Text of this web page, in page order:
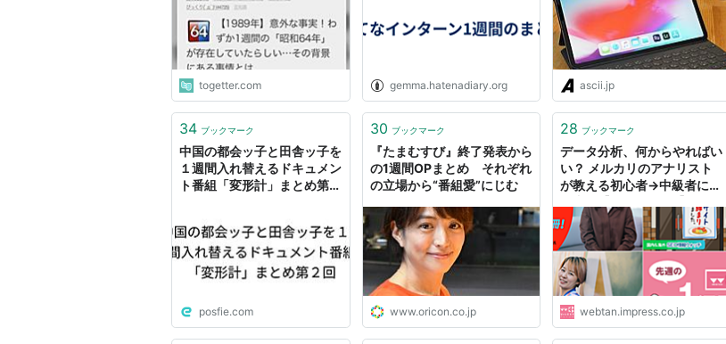
togetter.com gemma.hatenadiary.org
月新製品まとめ
ascii.jp
34 ブックマーク
中国の都会ッ子と田舎ッ子を
１週間入れ替えるドキュメン
ト番組「変形計」まとめ第２
posfie.com
30 ブックマーク
『たまむすび』終了発表から
の1週間OPまとめ それぞれ
の立場から“番組愛”にじむ
www.oricon.co.jp
28 ブックマーク
データ分析、何からやればい
い？ メルカリのアナリスト
が教える初心者→中級者にな
5/11～5/17のWeb担の記事
まとめ | Web担当者Forum
webtan.impress.co.jp